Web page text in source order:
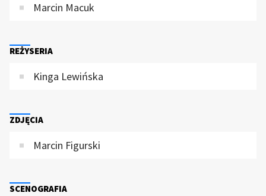
Marcin Macuk
REŻYSERIA
Kinga Lewińska
ZDJĘCIA
Marcin Figurski
SCENOGRAFIA